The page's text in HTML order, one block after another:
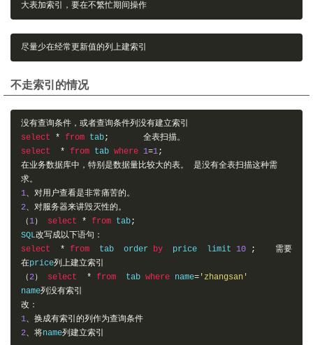
大表加索引，要在不繁忙期间操作
尽量少在经常更新值的列上建索引
不走索引的情况
没有查询条件，或者查询条件列没有建立索引
select
* from tab;
全表扫描。
select
* from tab where 1=1;
在业务数据库中，特别是数据量比较大的表。
是没有全表扫描这种需
求。
1、对用户查看是非常痛苦的。
2、对服务器来讲毁灭性的。
（ 1） select * from tab;
SQL改写成以下语句：
select
* from
  tab  order
by
  price  limit
10 ;
需要
在price列上建立索引
（2） select * from
  tab
where name= 'zhangsan'
name列没有索引
改：
1、换成有索引的列作为查询条件
2、将name列建立索引